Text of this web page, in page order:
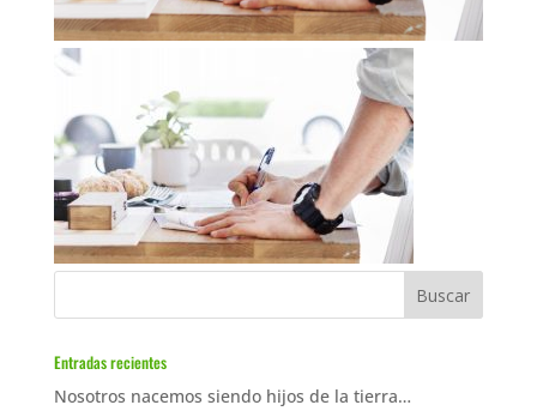
Entradas recientes
Nosotros nacemos siendo hijos de la tierra…